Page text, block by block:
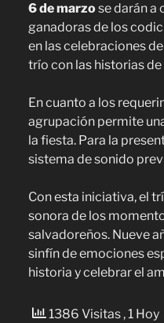
6 de marzose darán a
ganadoras de los
en las celebraciones
trío con las historias
En cuanto a los
agrupación permite
la fiesta. Para la
sistema de sonido
Con esta iniciativa, el
sonora de los
salvadoreños. Nueve
sinfín de emociones
historia y celebrar el
1386 Visitas , 1 Hoy